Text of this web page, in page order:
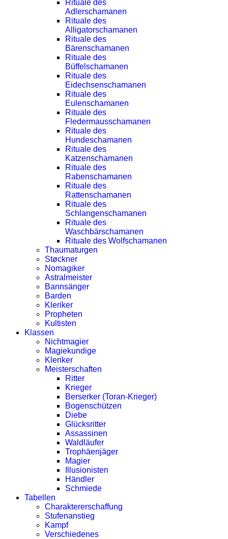
Rituale des
Adlerschamanen
Rituale des
Alligatorschamanen
Rituale des
Bärenschamanen
Rituale des
Büffelschamanen
Rituale des
Eidechsenschamanen
Rituale des
Eulenschamanen
Rituale des
Fledermausschamanen
Rituale des
Hundeschamanen
Rituale des
Katzenschamanen
Rituale des
Rabenschamanen
Rituale des
Rattenschamanen
Rituale des
Schlangenschamanen
Rituale des
Waschbärschamanen
Rituale des Wolfschamanen
Thaumaturgen
Støckner
Nomagiker
Astralmeister
Bannsänger
Barden
Kleriker
Propheten
Kultisten
Klassen
Nichtmagier
Magiekundige
Kleriker
Meisterschaften
Ritter
Krieger
Berserker (Toran-Krieger)
Bogenschützen
Diebe
Glücksritter
Assassinen
Waldläufer
Trophäenjäger
Magier
Illusionisten
Händler
Schmiede
Tabellen
Charaktererschaffung
Stufenanstieg
Kampf
Verschiedenes